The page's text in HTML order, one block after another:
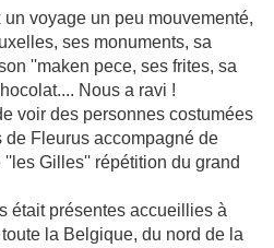
voyage un peu mouvementé,
ses monuments, sa
''maken pece, ses frites, sa
Nous a ravi !
voir des personnes costumées
Fleurus accompagné de
Gilles'' répétition du grand
était présentes accueillies à
la Belgique, du nord de la